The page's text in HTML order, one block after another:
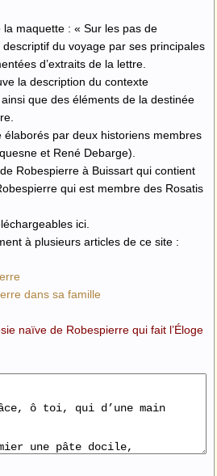
la maquette : « Sur les pas de
descriptif du voyage par ses principales
d’extraits de la lettre.
la description du contexte
que des éléments de la destinée
élaborés par deux historiens membres
et René Debarge).
Robespierre à Buissart qui contient
qui est membre des Rosatis
ici.
à plusieurs articles de ce site :
dans sa famille
naïve de Robespierre qui fait l’Éloge